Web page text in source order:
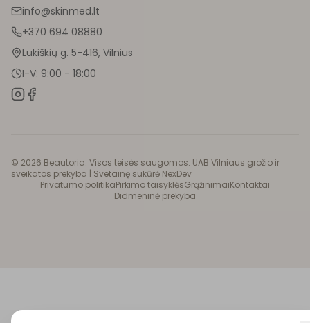
info@skinmed.lt
+370 694 08880
Lukiškių g. 5-416, Vilnius
I-V: 9:00 - 18:00
© 2026 Beautoria. Visos teisės saugomos. UAB Vilniaus grožio ir
sveikatos prekyba | Svetainę sukūrė NexDev
Privatumo politikaPirkimo taisyklėsGrąžinimaiKontaktai
Didmeninė prekyba